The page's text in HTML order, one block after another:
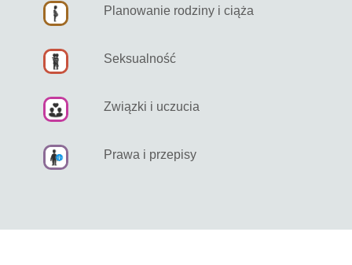
Planowanie rodziny i ciąża
Seksualność
Związki i uczucia
Prawa i przepisy